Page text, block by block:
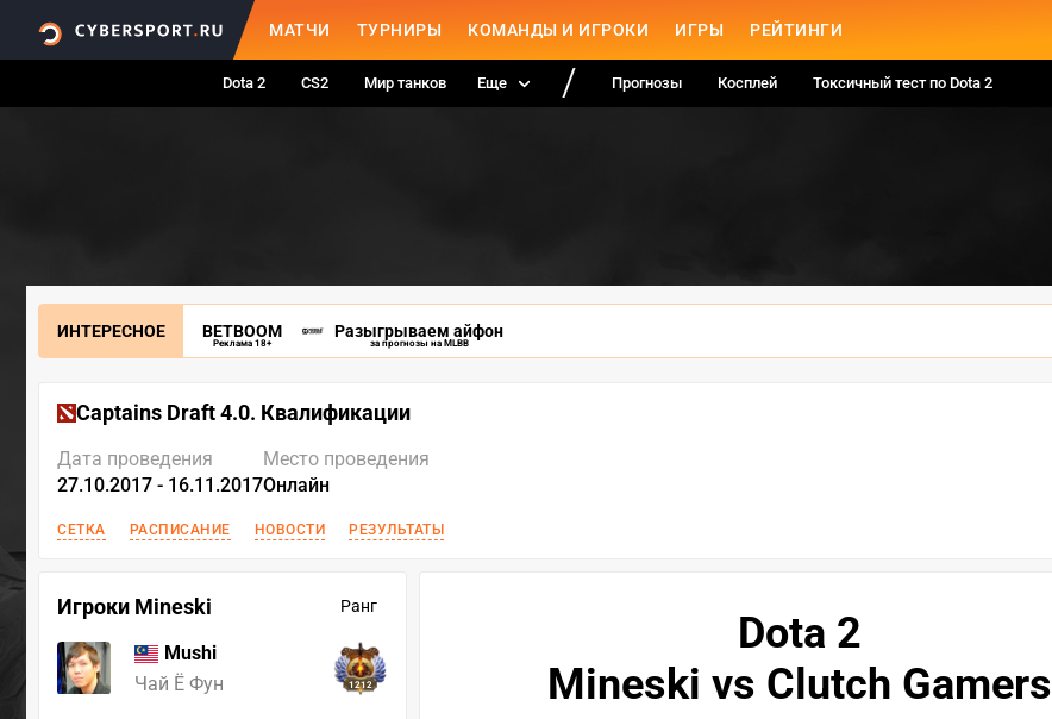
МАТЧИ ТУРНИРЫ КОМАНДЫ И ИГРОКИ ИГРЫ РЕЙТИНГИ
Dota 2 CS2 Мир танков Еще Прогнозы Косплей Токсичный тест по Dota 2
ИНТЕРЕСНОЕ BETBOOM
Реклама 18+
Разыгрываем айфон
за прогнозы на MLBB
Captains Draft 4.0. Квалификации
Дата проведения
27.10.2017 - 16.11.2017
Место проведения
Онлайн
СЕТКА РАСПИСАНИЕ НОВОСТИ РЕЗУЛЬТАТЫ
Игроки Mineski Ранг
Mushi
Чай Ё Фун
1212
Dota 2
Mineski vs Clutch Gamers